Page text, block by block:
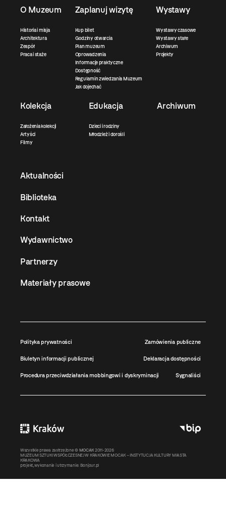
O Muzeum
Historia i misja
Architektura
Zespół
Praca i staże
Zaplanuj wizytę
Kup bilet
Godziny otwarcia
Plan muzeum
Oprowadzenia
Informacje praktyczne
Dostępność
Regulamin zwiedzania Muzeum
Jak dojechać
Wystawy
Wystawy czasowe
Wystawy stałe
Archiwum
Projekty
Kolekcja
Założenia kolekcji
Artyści
Filmy
Edukacja
Dzieci i rodziny
Młodzież i dorośli
Archiwum
Aktualności
Biblioteka
Kontakt
Wydawnictwo
Partnerzy
Materiały prasowe
Polityka prywatności Zamówienia publiczne
Biuletyn informacji publicznej Deklaracja dostępności
Procedura przeciwdziałania mobbingowi i dyskryminacji Sygnaliści
Wszystkie prawa zastrzeżone © MOCAK 2011-2026
MUZEUM SZTUKI WSPÓŁCZESNEJ W KRAKOWIE MOCAK – INSTYTUCJA KULTURY MIASTA
KRAKOWA
projekt, wykonanie i utrzymanie: Bonjour.pl